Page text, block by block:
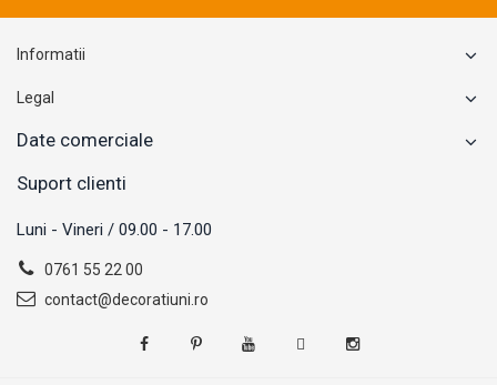
Informatii
Legal
Date comerciale
Suport clienti
Luni - Vineri / 09.00 - 17.00
0761 55 22 00
contact@decoratiuni.ro